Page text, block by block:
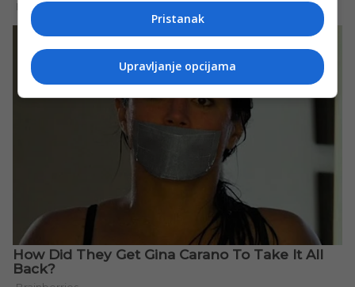
Pristanak
Upravljanje opcijama